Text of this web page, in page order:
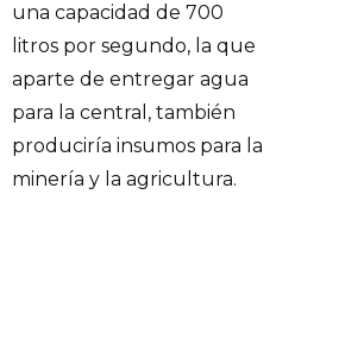
una capacidad de 700
litros por segundo, la que
aparte de entregar agua
para la central, también
produciría insumos para la
minería y la agricultura.